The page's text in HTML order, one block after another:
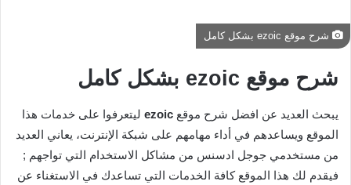
شرح موقع ezoic بشكل كامل
شرح موقع ezoic بشكل كامل
يبحث العديد عن افضل شرح موقع ezoic ليتعرفوا على خدمات هذا
الموقع ويساعدهم في أداء مهامهم على شبكة الإنترنت، يعاني العديد
من مستخدمي جوجل ادسنس من مشاكل الاستخدام التي تواجهم ;
فيقدم لك هذا الموقع كافة الخدمات التي تساعدك في الاستغناء عن